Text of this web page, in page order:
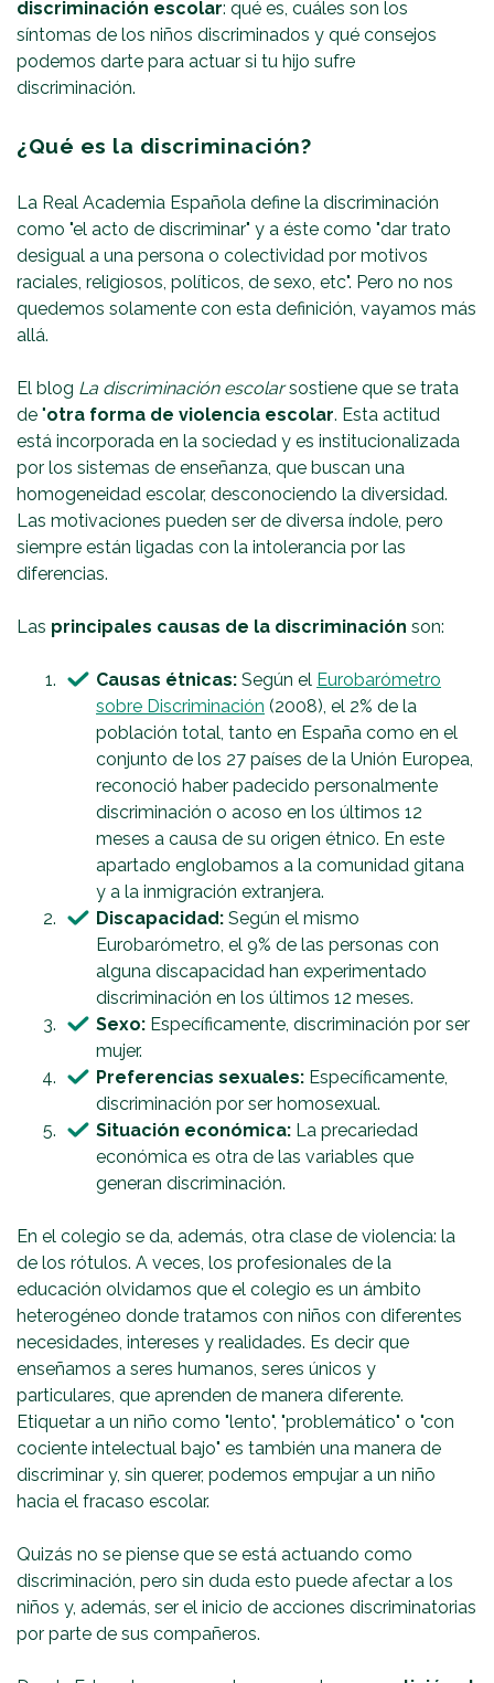
discriminación escolar: qué es, cuáles son los
síntomas de los niños discriminados y qué consejos
podemos darte para actuar si tu hijo sufre
discriminación.
¿Qué es la discriminación?
La Real Academia Española define la discriminación
como "el acto de discriminar" y a éste como "dar trato
desigual a una persona o colectividad por motivos
raciales, religiosos, políticos, de sexo, etc". Pero no nos
quedemos solamente con esta definición, vayamos más
allá.
El blog La discriminación escolarsostiene que se trata
de "otra forma de violencia escolar. Esta actitud
está incorporada en la sociedad y es institucionalizada
por los sistemas de enseñanza, que buscan una
homogeneidad escolar, desconociendo la diversidad.
Las motivaciones pueden ser de diversa índole, pero
siempre están ligadas con la intolerancia por las
diferencias.
Las principales causas de la discriminación son:
Causas étnicas: Según el Eurobarómetro
sobre Discriminación (2008), el 2% de la
población total, tanto en España como en el
conjunto de los 27 países de la Unión Europea,
reconoció haber padecido personalmente
discriminación o acoso en los últimos 12
meses a causa de su origen étnico. En este
apartado englobamos a la comunidad gitana
y a la inmigración extranjera.
Discapacidad: Según el mismo
Eurobarómetro, el 9% de las personas con
alguna discapacidad han experimentado
discriminación en los últimos 12 meses.
Sexo: Específicamente, discriminación por ser
mujer.
Preferencias sexuales: Específicamente,
discriminación por ser homosexual.
Situación económica: La precariedad
económica es otra de las variables que
generan discriminación.
En el colegio se da, además, otra clase de violencia: la
de los rótulos. A veces, los profesionales de la
educación olvidamos que el colegio es un ámbito
heterogéneo donde tratamos con niños con diferentes
necesidades, intereses y realidades. Es decir que
enseñamos a seres humanos, seres únicos y
particulares, que aprenden de manera diferente.
Etiquetar a un niño como "lento", "problemático" o "con
cociente intelectual bajo" es también una manera de
discriminar y, sin querer, podemos empujar a un niño
hacia el fracaso escolar.
Quizás no se piense que se está actuando como
discriminación, pero sin duda esto puede afectar a los
niños y, además, ser el inicio de acciones discriminatorias
por parte de sus compañeros.